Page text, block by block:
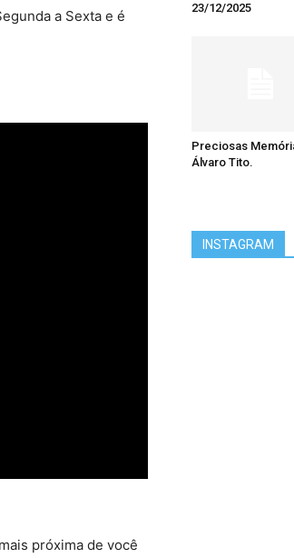
a Sexta e é
próxima de você
23/12/2025
Preciosas
Álvaro Tito.
INSTAGRAM